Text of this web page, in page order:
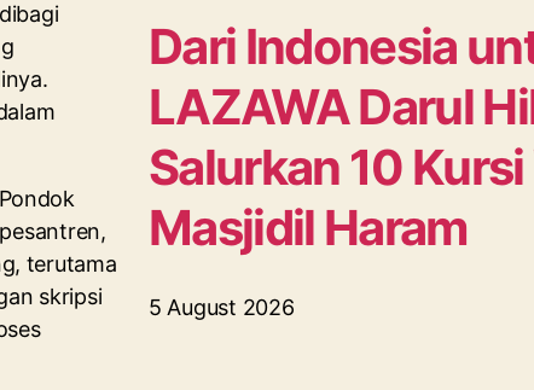
terutama
skripsi
Dari Indonesia
LAZAWA Darul
Salurkan 10
Masjidil Haram
5 August 2026